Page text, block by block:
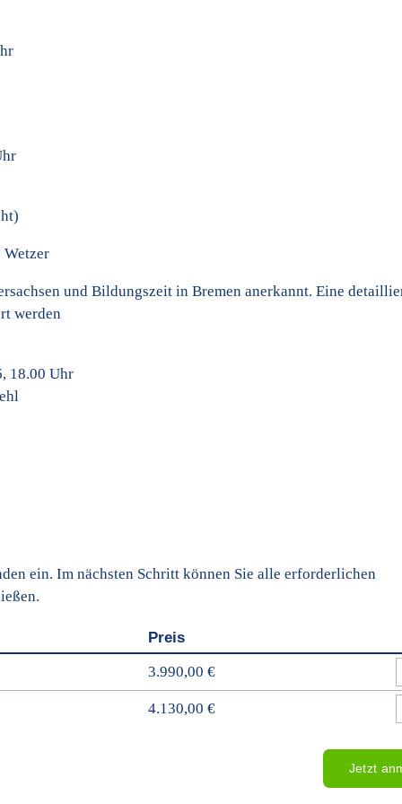
und Bildungszeit in Bremen anerkannt. Eine
werden
18.00 Uhr
ein. Im nächsten Schritt können Sie alle erforderlichen
Preis
3.990,00 €
4.130,00 €
Jetzt